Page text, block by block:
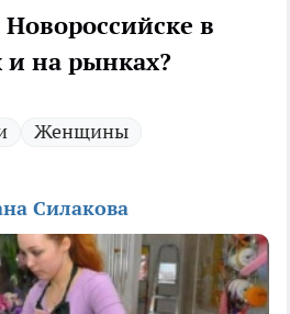
в
и на рынках?
Женщины
Силакова